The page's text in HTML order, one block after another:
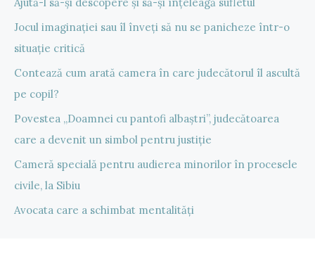
Ajută-l să-și descopere și să-și înțeleagă sufletul
Jocul imaginației sau îl înveți să nu se panicheze într-o
situație critică
Contează cum arată camera în care judecătorul îl ascultă
pe copil?
Povestea „Doamnei cu pantofi albaștri”, judecătoarea
care a devenit un simbol pentru justiție
Cameră specială pentru audierea minorilor în procesele
civile, la Sibiu
Avocata care a schimbat mentalități